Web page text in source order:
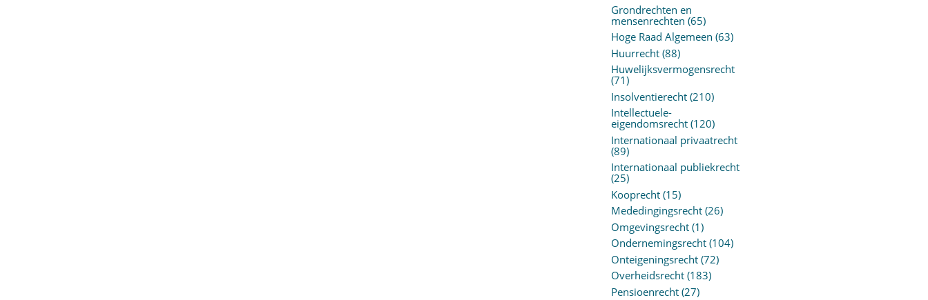
Grondrechten en
mensenrechten (65)
Hoge Raad Algemeen (63)
Huurrecht(88)
Huwelijksvermogensrecht
(71)
Insolventierecht(210)
Intellectuele-
eigendomsrecht(120)
Internationaal privaatrecht
(89)
Internationaal publiekrecht
(25)
Kooprecht(15)
Mededingingsrecht(26)
Omgevingsrecht(1)
Ondernemingsrecht(104)
Onteigeningsrecht(72)
Overheidsrecht(183)
Pensioenrecht(27)